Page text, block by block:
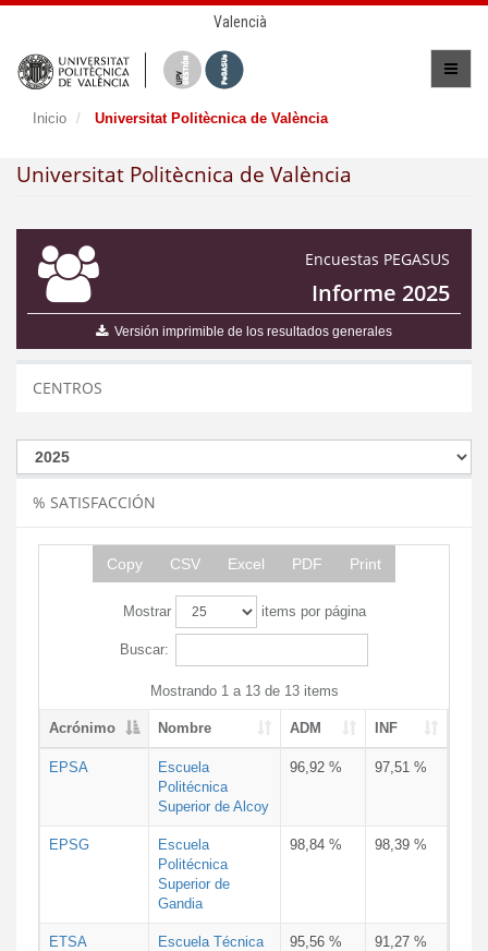
Valencià
Inicio Universitat Politècnica de València
Universitat Politècnica de València
Encuestas PEGASUS
Informe 2025
Versión imprimible de los resultados generales
CENTROS
% SATISFACCIÓN
Copy CSV Excel PDF Print
Mostrar items por página
Buscar:
Mostrando 1 a 13 de 13 items
Acrónimo Nombre ADM INF
EPSA
Escuela
Politécnica
Superior de Alcoy
96,92 % 97,51 %
EPSG
Escuela
Politécnica
Superior de
Gandia
98,84 % 98,39 %
ETSA
Escuela Técnica
95,56 % 91,27 %